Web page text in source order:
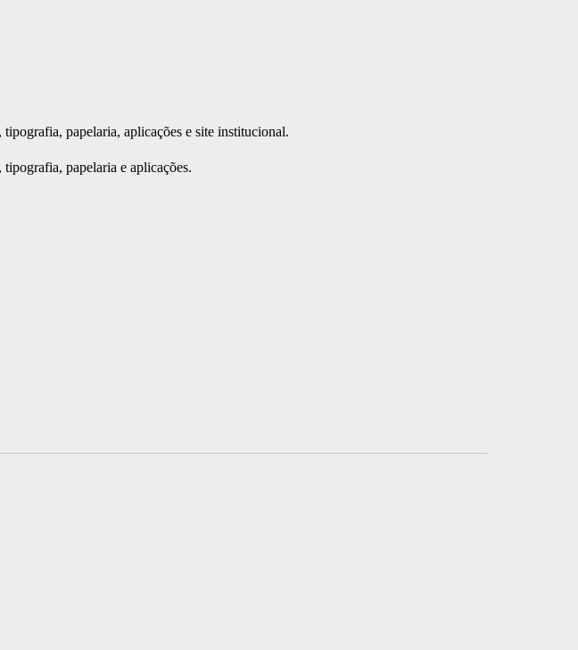
tipografia, papelaria, aplicações e site institucional.
tipografia, papelaria e aplicações.